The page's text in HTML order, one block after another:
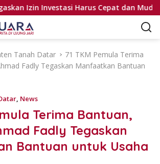
Izin Investasi Harus Cepat dan Mudah
Tanah Datar
71 TKM Pemula Terima
Fadly Tegaskan Manfaatkan Bantuan
, News
Terima Bantuan,
Fadly Tegaskan
Bantuan untuk Usaha